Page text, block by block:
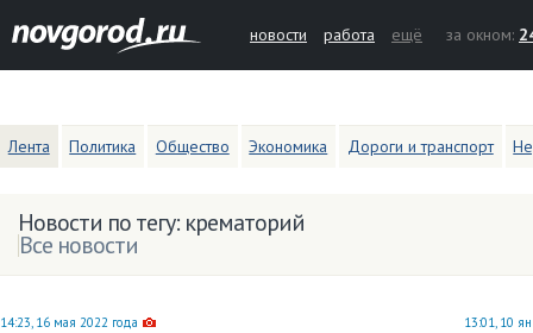
новости работа ещё за окном:
Лента Политика Общество Экономика Дороги и транспорт
Новости по тегу: крематорий
Все новости
14:23, 16 мая 2022 года 13:01, 10